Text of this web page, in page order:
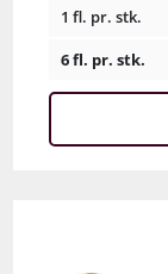
1 fl. pr. stk.
6 fl. pr. stk.